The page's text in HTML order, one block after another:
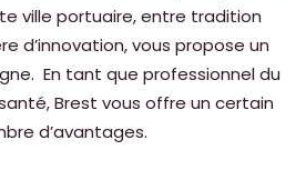
ville portuaire, entre tradition
d’innovation, vous propose un
En tant que professionnel du
Brest vous offre un certain
d’avantages.